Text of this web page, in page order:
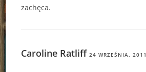
zachęca.
Caroline Ratliff 24 WRZEŚNIA, 2011